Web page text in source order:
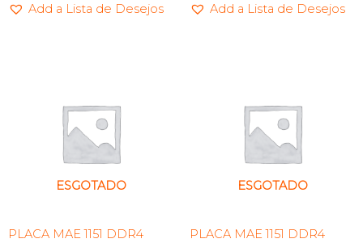
Add a Lista de Desejos Add a Lista de Desejos
ESGOTADO
PLACA MAE 1151 DDR4
ESGOTADO
PLACA MAE 1151 DDR4